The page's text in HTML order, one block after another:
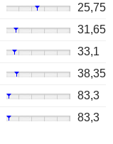
25,75
31,65
33,1
38,35
83,3
83,3